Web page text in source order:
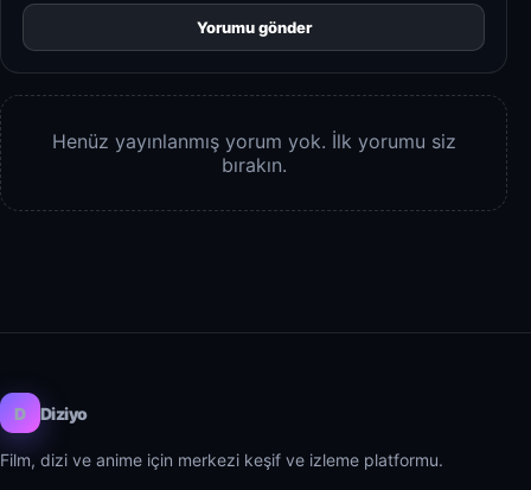
Yorumu gönder
Henüz yayınlanmış yorum yok. İlk yorumu siz
bırakın.
D Diziyo
Film, dizi ve anime için merkezi keşif ve izleme platformu.